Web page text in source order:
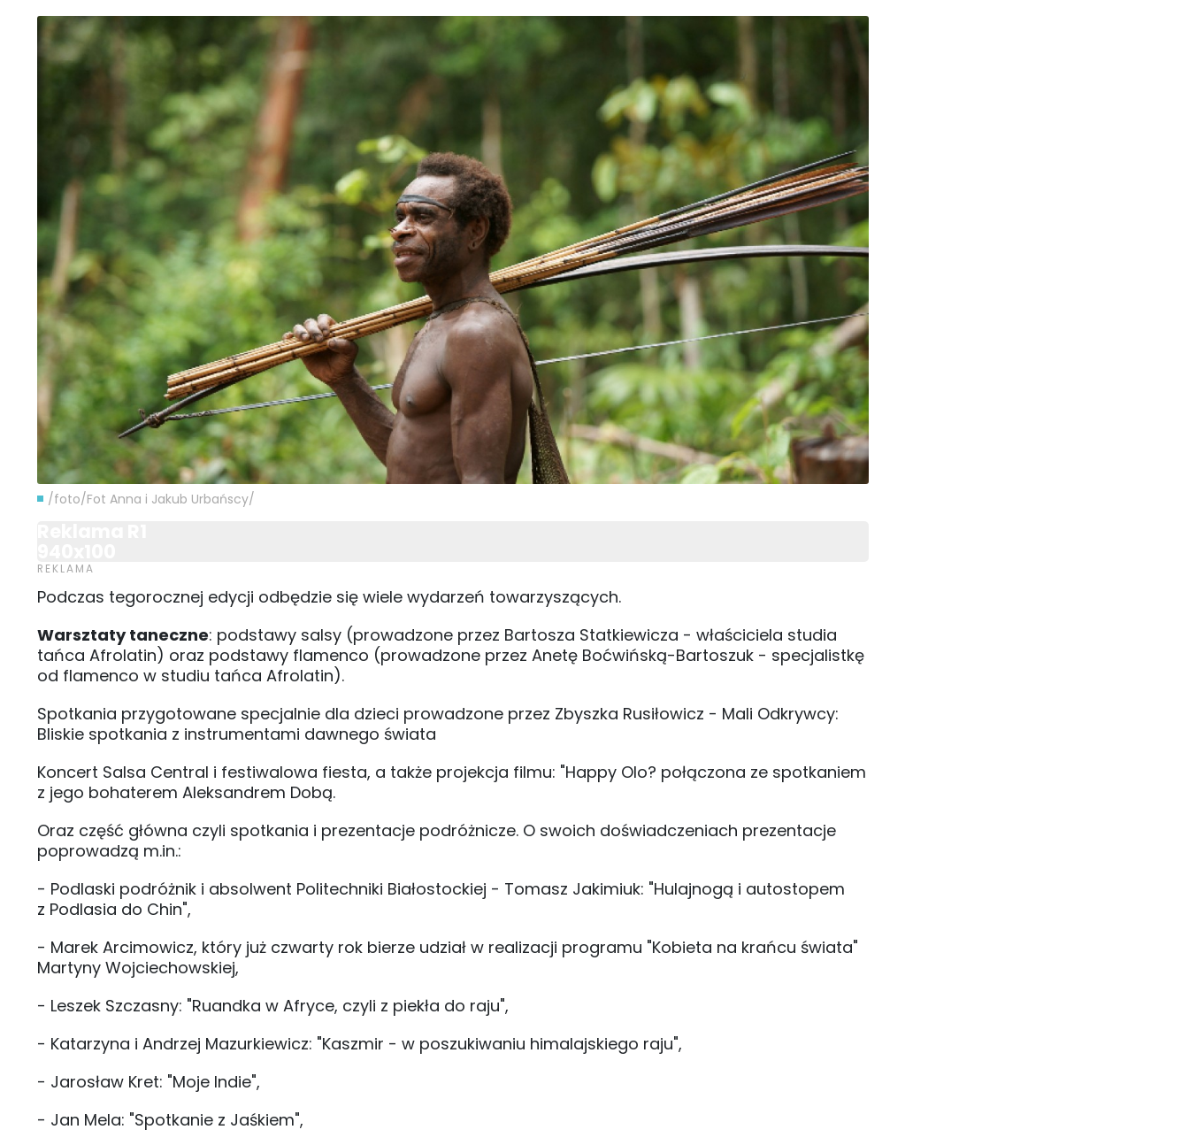
/foto/Fot Anna i Jakub Urbańscy/
Podczas tegorocznej edycji odbędzie się wiele wydarzeń towarzyszących.
Warsztaty taneczne: podstawy salsy (prowadzone przez Bartosza Statkiewicza - właściciela studia
tańca Afrolatin) oraz podstawy flamenco (prowadzone przez Anetę Boćwińską-Bartoszuk - specjalistkę
od flamenco w studiu tańca Afrolatin).
Spotkania przygotowane specjalnie dla dzieci prowadzone przez Zbyszka Rusiłowicz - Mali Odkrywcy:
Bliskie spotkania z instrumentami dawnego świata
Koncert Salsa Central i festiwalowa fiesta, a także projekcja filmu: "Happy Olo? połączona ze spotkaniem
z jego bohaterem Aleksandrem Dobą.
Oraz część główna czyli spotkania i prezentacje podróżnicze. O swoich doświadczeniach prezentacje
poprowadzą m.in.:
- Podlaski podróżnik i absolwent Politechniki Białostockiej - Tomasz Jakimiuk: "Hulajnogą i autostopem
z Podlasia do Chin",
- Marek Arcimowicz, który już czwarty rok bierze udział w realizacji programu "Kobieta na krańcu świata"
Martyny Wojciechowskiej,
- Leszek Szczasny: "Ruandka w Afryce, czyli z piekła do raju",
- Katarzyna i Andrzej Mazurkiewicz: "Kaszmir - w poszukiwaniu himalajskiego raju",
- Jarosław Kret: "Moje Indie",
- Jan Mela: "Spotkanie z Jaśkiem",